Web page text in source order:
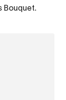
Bouquet.